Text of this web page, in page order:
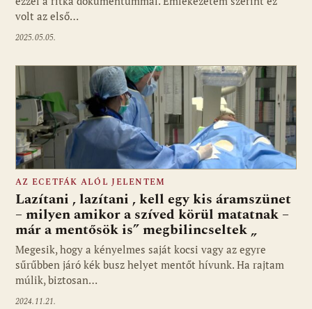
volt az első…
2025.05.05.
AZ ECETFÁK ALÓL JELENTEM
Lazítani , lazítani , kell egy kis áramszünet
– milyen amikor a szíved körül matatnak –
már a mentősök is” megbilincseltek „
Megesik, hogy a kényelmes saját kocsi vagy az egyre
sűrűbben járó kék busz helyet mentőt hívunk. Ha rajtam
múlik, biztosan…
2024.11.21.